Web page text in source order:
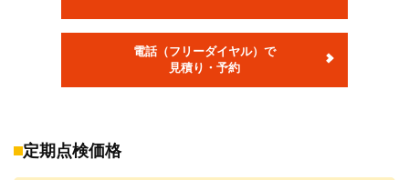
※自賠責保険料金は、軽自動車・乗用車24ヶ月、小型貨物車12ヶ
※部品交換が必要な場合、部品代・交換料金が別途発生します。
エコカー減税対象車の重量税額は上記額より減額されます。
電話（フリーダイヤル）で
見積り・予約
定期点検価格